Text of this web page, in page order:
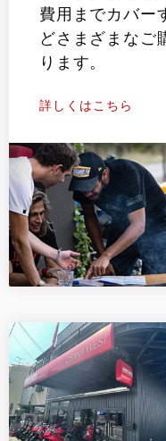
費用までカバー
どさまざまなご
ります。
詳しくはこちら